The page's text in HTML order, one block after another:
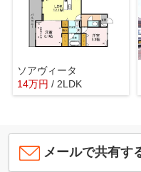
ソアヴィータ
14万円 / 2LDK
メールで共有す